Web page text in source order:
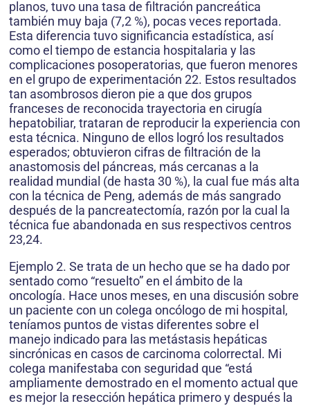
planos, tuvo una tasa de filtración pancreática
también muy baja (7,2 %), pocas veces reportada.
Esta diferencia tuvo significancia estadística, así
como el tiempo de estancia hospitalaria y las
complicaciones posoperatorias, que fueron menores
en el grupo de experimentación 22. Estos resultados
tan asombrosos dieron pie a que dos grupos
franceses de reconocida trayectoria en cirugía
hepatobiliar, trataran de reproducir la experiencia con
esta técnica. Ninguno de ellos logró los resultados
esperados; obtuvieron cifras de filtración de la
anastomosis del páncreas, más cercanas a la
realidad mundial (de hasta 30 %), la cual fue más alta
con la técnica de Peng, además de más sangrado
después de la pancreatectomía, razón por la cual la
técnica fue abandonada en sus respectivos centros
23,24.
Ejemplo 2. Se trata de un hecho que se ha dado por
sentado como “resuelto” en el ámbito de la
oncología. Hace unos meses, en una discusión sobre
un paciente con un colega oncólogo de mi hospital,
teníamos puntos de vistas diferentes sobre el
manejo indicado para las metástasis hepáticas
sincrónicas en casos de carcinoma colorrectal. Mi
colega manifestaba con seguridad que “está
ampliamente demostrado en el momento actual que
es mejor la resección hepática primero y después la